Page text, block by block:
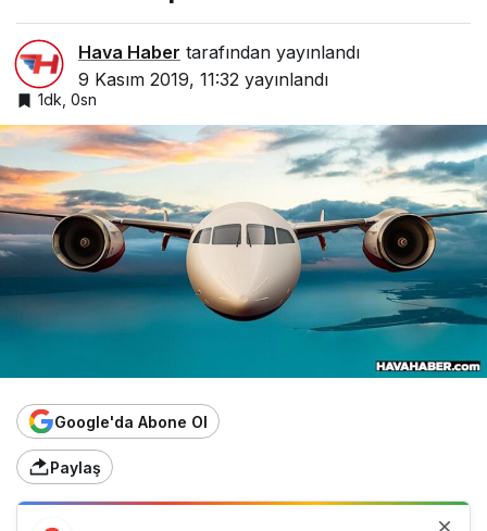
Hava Haber tarafından yayınlandı
9 Kasım 2019, 11:32 yayınlandı
1dk, 0sn
Google'da Abone Ol
Paylaş